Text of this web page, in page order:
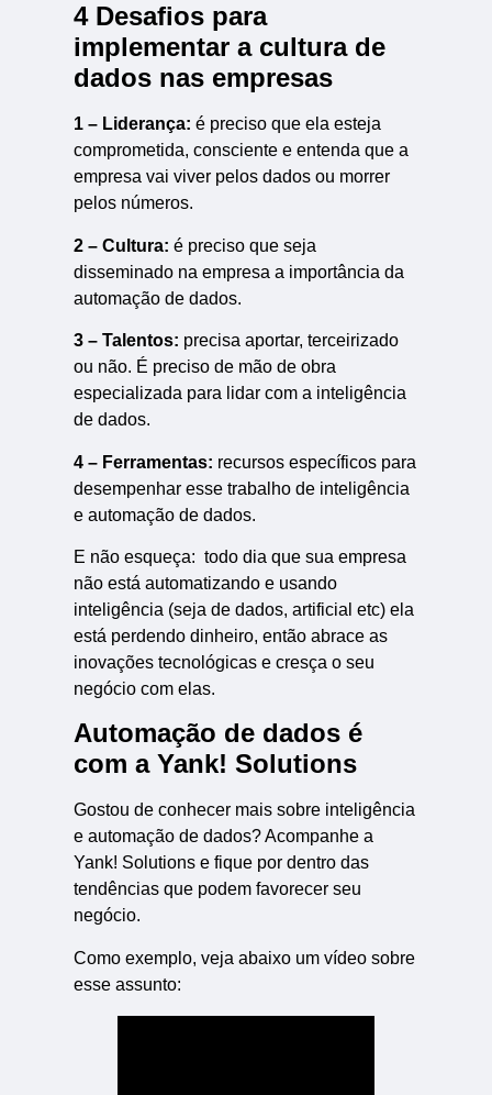
4 Desafios para
implementar a cultura de
dados nas empresas
1 – Liderança: é preciso que ela esteja
comprometida, consciente e entenda que a
empresa vai viver pelos dados ou morrer
pelos números.
2 – Cultura: é preciso que seja
disseminado na empresa a importância da
automação de dados.
3 – Talentos: precisa aportar, terceirizado
ou não. É preciso de mão de obra
especializada para lidar com a inteligência
de dados.
4 – Ferramentas: recursos específicos para
desempenhar esse trabalho de inteligência
e automação de dados.
E não esqueça: todo dia que sua empresa
não está automatizando e usando
inteligência (seja de dados, artificial etc) ela
está perdendo dinheiro, então abrace as
inovações tecnológicas e cresça o seu
negócio com elas.
Automação de dados é
com a Yank! Solutions
Gostou de conhecer mais sobre inteligência
e automação de dados? Acompanhe a
Yank! Solutions e fique por dentro das
tendências que podem favorecer seu
negócio.
Como exemplo, veja abaixo um vídeo sobre
esse assunto: